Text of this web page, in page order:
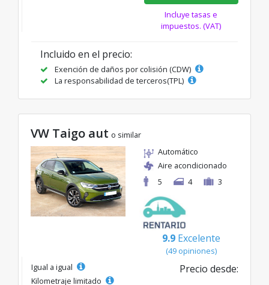
Incluye tasas e
impuestos. (VAT)
Incluido en el precio:
Exención de daños por colisión (CDW)
La responsabilidad de terceros(TPL)
VW Taigo aut o similar
Automático
Aire acondicionado
5
4 3
9.9 Excelente
(49 opiniones)
Igual a igual
Kilometraje limitado
Precio desde: